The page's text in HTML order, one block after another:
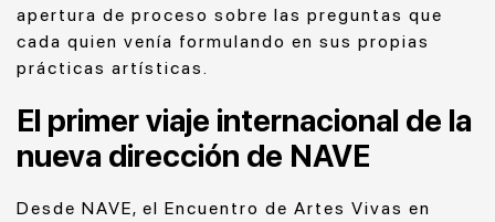
apertura de proceso sobre las preguntas que
cada quien venía formulando en sus propias
prácticas artísticas.
El primer viaje internacional de la
nueva dirección de NAVE
Desde NAVE, el Encuentro de Artes Vivas en